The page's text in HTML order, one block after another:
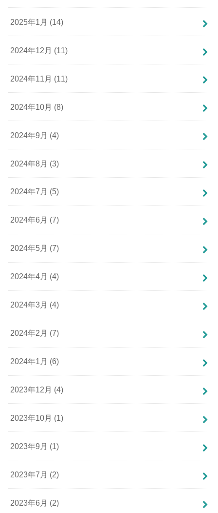
2025年1月 (14)
2024年12月 (11)
2024年11月 (11)
2024年10月 (8)
2024年9月 (4)
2024年8月 (3)
2024年7月 (5)
2024年6月 (7)
2024年5月 (7)
2024年4月 (4)
2024年3月 (4)
2024年2月 (7)
2024年1月 (6)
2023年12月 (4)
2023年10月 (1)
2023年9月 (1)
2023年7月 (2)
2023年6月 (2)